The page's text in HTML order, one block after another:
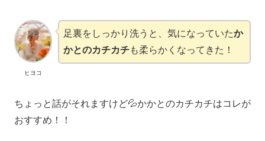
ヒヨコ
足裏をしっかり洗うと、気になっていたか
かとのカチカチも柔らかくなってきた！
ちょっと話がそれますけど💦かかとのカチカチはコレが
おすすめ！！